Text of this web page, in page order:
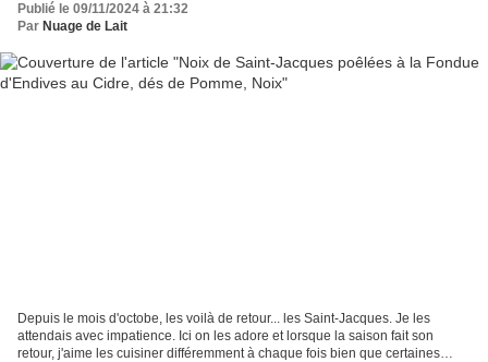
Publié le 09/11/2024 à 21:32
Par Nuage de Lait
Depuis le mois d'octobe, les voilà de retour... les Saint-Jacques. Je les
attendais avec impatience. Ici on les adore et lorsque la saison fait son
retour, j'aime les cuisiner différemment à chaque fois bien que certaines